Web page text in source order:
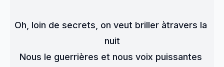
Oh, loin de secrets, on veut briller àtravers la
nuit
Nous le guerrières et nous voix puissantes